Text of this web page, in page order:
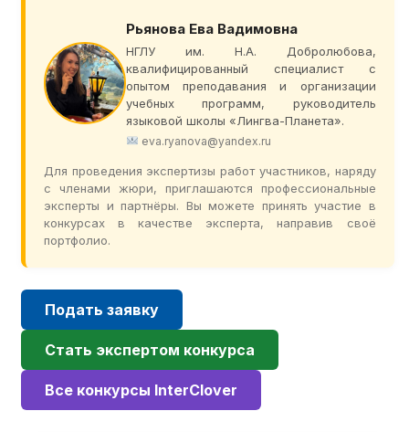
Рьянова Ева Вадимовна
НГЛУ им. Н.А. Добролюбова,
квалифицированный специалист с
опытом преподавания и организации
учебных программ, руководитель
языковой школы «Лингва-Планета».
eva.ryanova@yandex.ru
Для проведения экспертизы работ участников, наряду
с членами жюри, приглашаются профессиональные
эксперты и партнёры. Вы можете принять участие в
конкурсах в качестве эксперта, направив своё
портфолио.
Подать заявку
Стать экспертом конкурса
Все конкурсы InterClover